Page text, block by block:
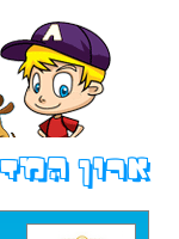
ארון